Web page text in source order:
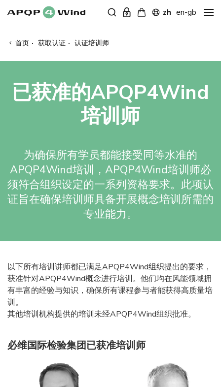
zh en-gb
首页 · 获取认证 · 认证培训师
已获准的APQP4Wind
培训师
为确保所有学员都能接受同等水准的
APQP4Wind培训，APQP4Wind培训师必
须符合组织设定的一系列资格要求。此项认
证旨在确保培训师具备开展概念培训所需的
专业能力。
以下所有培训讲师都已满足APQP4Wind组织提出的要求，
获准针对APQP4Wind概念进行培训。他们均在风能领域拥
有丰富的经验与知识，确保所有课程参与者能获得高质量培
训。
其他培训机构提供的培训未经APQP4Wind组织批准。
必维国际检验集团已获准培训师